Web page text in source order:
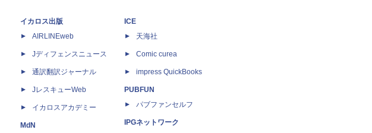
イカロス出版
AIRLINEweb
Jディフェンスニュース
通訳翻訳ジャーナル
JレスキューWeb
イカロスアカデミー
MdN
ICE
天海社
Comic curea
impress QuickBooks
PUBFUN
パブファンセルフ
IPGネットワーク